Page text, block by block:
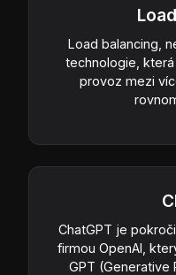
Load balancing,
technologie,
provoz mezi
ChatGPT je
firmou OpenAI,
GPT (Generative